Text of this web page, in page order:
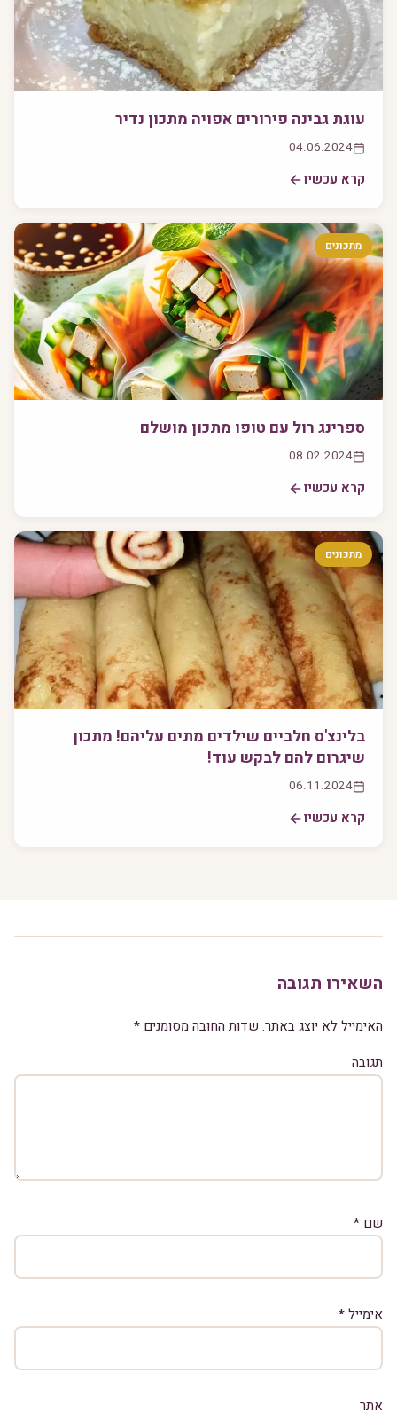
עוגת גבינה פירורים אפויה מתכון נדיר
04.06.2024
קרא עכשיו
מתכונים
ספרינג רול עם טופו מתכון מושלם
08.02.2024
קרא עכשיו
מתכונים
בלינצ'ס חלביים שילדים מתים עליהם! מתכון
שיגרום להם לבקש עוד!
06.11.2024
קרא עכשיו
השאירו תגובה
האימייל לא יוצג באתר. שדות החובה מסומנים *
תגובה
שם *
אימייל*
אתר